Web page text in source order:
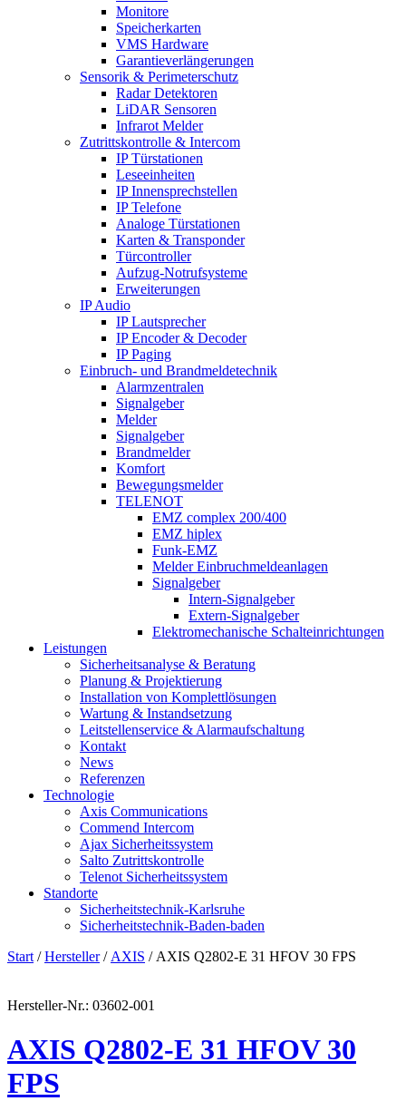
Monitore
Speicherkarten
VMS Hardware
Garantieverlängerungen
Sensorik & Perimeterschutz
Radar Detektoren
LiDAR Sensoren
Infrarot Melder
Zutrittskontrolle & Intercom
IP Türstationen
Leseeinheiten
IP Innensprechstellen
IP Telefone
Analoge Türstationen
Karten & Transponder
Türcontroller
Aufzug-Notrufsysteme
Erweiterungen
IP Audio
IP Lautsprecher
IP Encoder & Decoder
IP Paging
Einbruch- und Brandmeldetechnik
Alarmzentralen
Signalgeber
Melder
Signalgeber
Brandmelder
Komfort
Bewegungsmelder
TELENOT
EMZ complex 200/400
EMZ hiplex
Funk-EMZ
Melder Einbruchmeldeanlagen
Signalgeber
Intern-Signalgeber
Extern-Signalgeber
Elektromechanische Schalteinrichtungen
Leistungen
Sicherheitsanalyse & Beratung
Planung & Projektierung​
Installation von Komplettlösungen
Wartung & Instandsetzung
Leitstellenservice & Alarmaufschaltung
Kontakt
News
Referenzen
Technologie
Axis Communications
Commend Intercom
Ajax Sicherheitssystem​
Salto Zutrittskontrolle
Telenot Sicherheitssystem
Standorte
Sicherheitstechnik-Karlsruhe
Sicherheitstechnik-Baden-baden
Start /Hersteller/ AXIS / AXIS Q2802-E 31 HFOV 30 FPS
Hersteller-Nr.: 03602-001
AXIS Q2802-E 31 HFOV 30
FPS